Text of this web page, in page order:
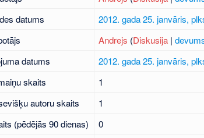
datums
2012. gada 25. janvāris,
Andrejs (Diskusija |
datums
2012. gada 25. janvāris,
skaits
1
autoru skaits
1
(pēdējās 90 dienas)
0